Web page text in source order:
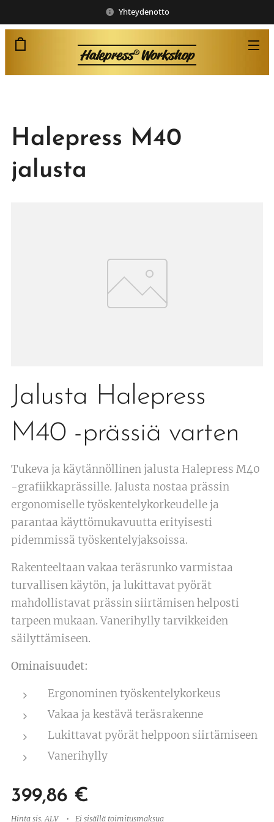
Yhteydenotto
Halepress®Workshop
Halepress M40
jalusta
Jalusta Halepress
M40 -prässiä varten
Tukeva ja käytännöllinen jalusta Halepress M40
-grafiikkaprässille. Jalusta nostaa prässin
ergonomiselle työskentelykorkeudelle ja
parantaa käyttömukavuutta erityisesti
pidemmissä työskentelyjaksoissa.
Rakenteeltaan vakaa teräsrunko varmistaa
turvallisen käytön, ja lukittavat pyörät
mahdollistavat prässin siirtämisen helposti
tarpeen mukaan. Vanerihylly tarvikkeiden
säilyttämiseen.
Ominaisuudet:
Ergonominen työskentelykorkeus
Vakaa ja kestävä teräsrakenne
Lukittavat pyörät helppoon siirtämiseen
Vanerihylly
399,86 €
Hinta sis. ALV Ei sisällä toimitusmaksua